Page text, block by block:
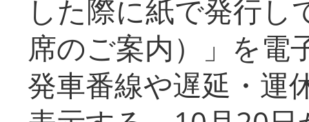
した際に紙で発行し
席のご案内）」を電
発車番線や遅延・運